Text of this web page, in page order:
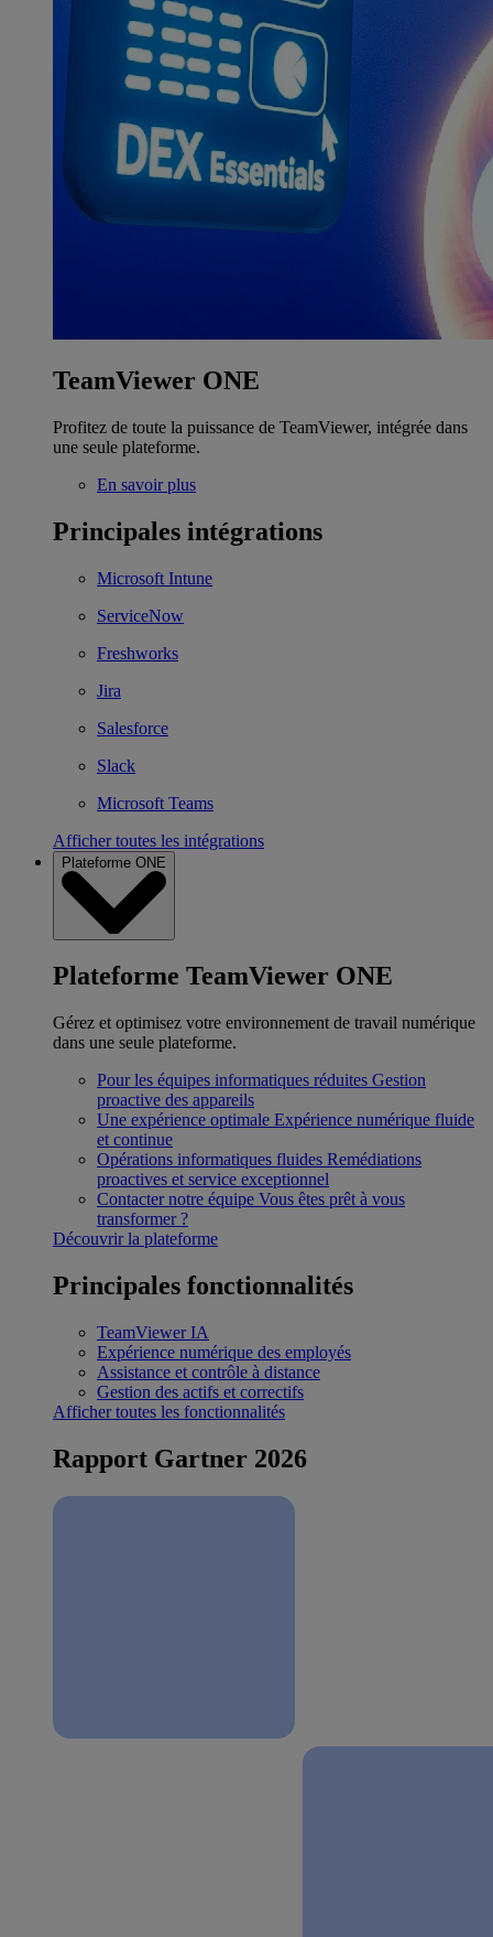
TeamViewer ONE
Profitez de toute la puissance de TeamViewer, intégrée dans
une seule plateforme.
En savoir plus
Principales intégrations
Microsoft Intune
ServiceNow
Freshworks
Jira
Salesforce
Slack
Microsoft Teams
Afficher toutes les intégrations
Plateforme ONE
Plateforme TeamViewer ONE
Gérez et optimisez votre environnement de travail numérique
dans une seule plateforme.
Pour les équipes informatiques réduites Gestion
proactive des appareils
Une expérience optimale Expérience numérique fluide
et continue
Opérations informatiques fluides Remédiations
proactives et service exceptionnel
Contacter notre équipe Vous êtes prêt à vous
transformer ?
Découvrir la plateforme
Principales fonctionnalités
TeamViewer IA
Expérience numérique des employés
Assistance et contrôle à distance
Gestion des actifs et correctifs
Afficher toutes les fonctionnalités
Rapport Gartner 2026